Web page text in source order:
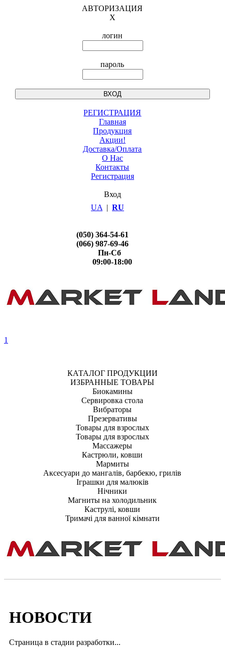
АВТОРИЗАЦИЯ
X
логин
пароль
РЕГИСТРАЦИЯ
Главная
Продукция
Акции!
Доставка/Оплата
О Нас
Контакты
Регистрация
Вход
UA | RU
(050) 364-54-61
(066) 987-69-46
Пн-Сб
09:00-18:00
1
КАТАЛОГ ПРОДУКЦИИ
ИЗБРАННЫЕ ТОВАРЫ
Биокамины
Сервировка стола
Вибраторы
Презервативы
Товары для взрослых
Товары для взрослых
Массажеры
Кастрюли, ковши
Мармиты
Аксесуари до мангалів, барбекю, грилів
Іграшки для малюків
Нічники
Магниты на холодильник
Каструлі, ковши
Тримачі для ванної кімнати
НОВОСТИ
Страница в стадии разработки...